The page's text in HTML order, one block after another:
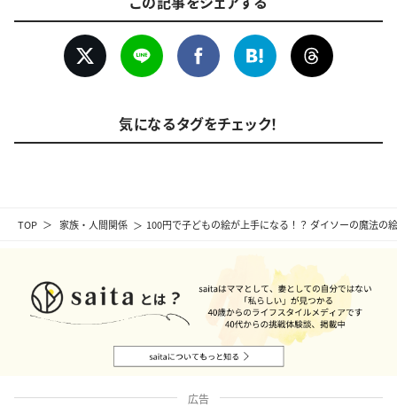
TOP 家族・人間関係 100円で子どもの絵が上手になる！？ ダイソーの魔法の
気になるタグをチェック！
広告